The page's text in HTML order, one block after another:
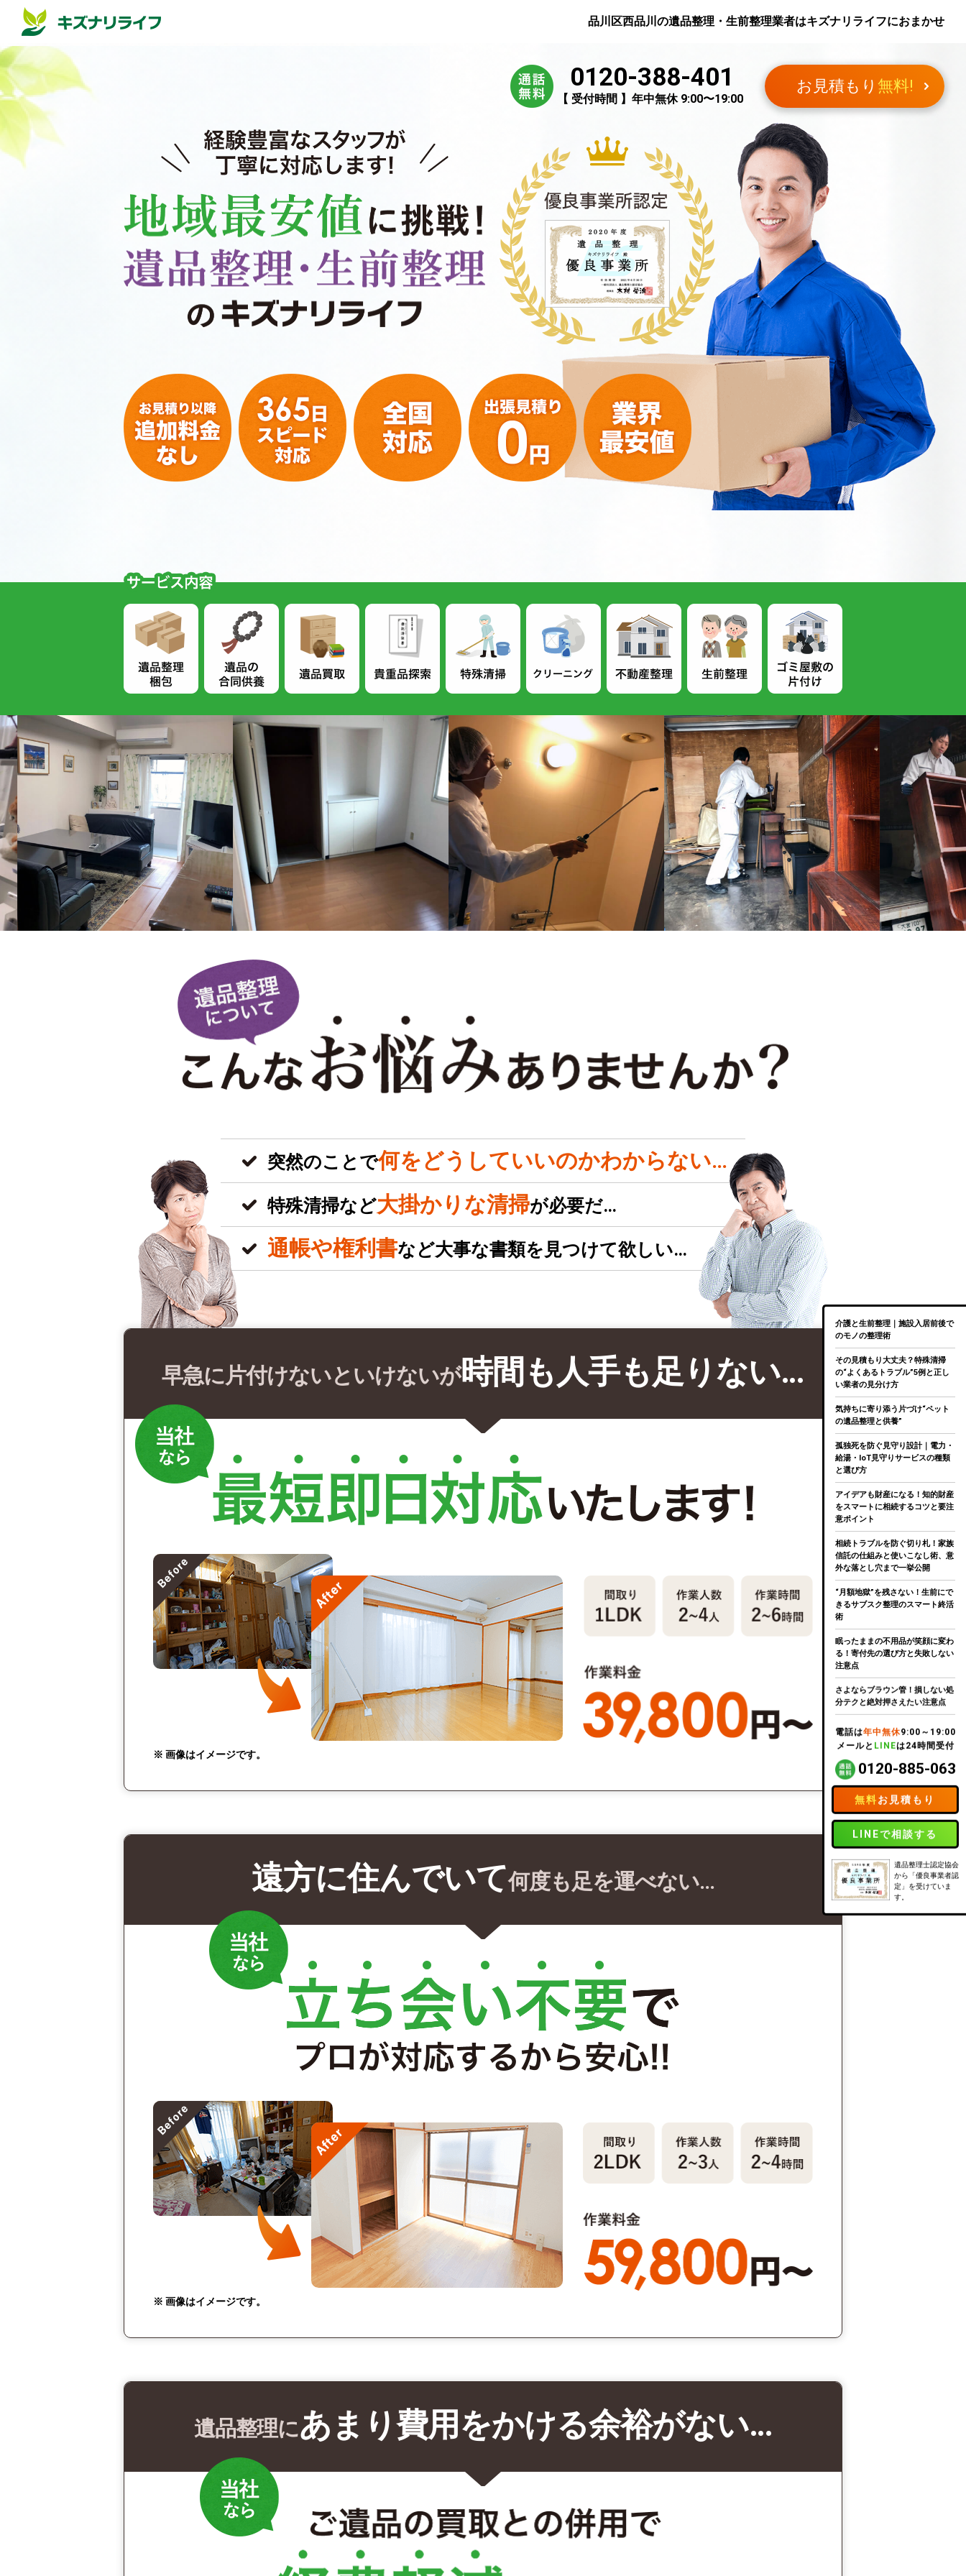
品川区西品川 の遺品整理・生前整理業者はキズナリライフにおまかせ
0120-388-401
【 受付時間 】年中無休 9:00〜19:00
お見積もり 無料!
突然のことで何をどうしていいのかわからない…
特殊清掃など大掛かりな清掃が必要だ…
通帳や権利書など大事な書類を見つけて欲しい…
早急に片付けないといけないが時間も人手も足りない…
※ 画像はイメージです。
遠方に住んでいて何度も足を運べない…
※ 画像はイメージです。
遺品整理にあまり費用をかける余裕がない…
介護と生前整理｜施設入居前後で
のモノの整理術
その見積もり大丈夫？特殊清掃
の“よくあるトラブル”5例と正し
い業者の見分け方
気持ちに寄り添う片づけ“ペット
の遺品整理と供養”
孤独死を防ぐ見守り設計｜電力・
給湯・IoT見守りサービスの種類
と選び方
アイデアも財産になる！知的財産
をスマートに相続するコツと要注
意ポイント
相続トラブルを防ぐ切り札！家族
信託の仕組みと使いこなし術、意
外な落とし穴まで一挙公開
“月額地獄”を残さない！生前にで
きるサブスク整理のスマート終活
術
眠ったままの不用品が笑顔に変わ
る！寄付先の選び方と失敗しない
注意点
さよならブラウン管！損しない処
分テクと絶対押さえたい注意点
電話は年中無休9:00～19:00
メールと LINEは24時間受付
0120-885-063
無料お見積もり
LINEで相談する
遺品整理士認定協会
から「優良事業者認
定」を受けていま
す。